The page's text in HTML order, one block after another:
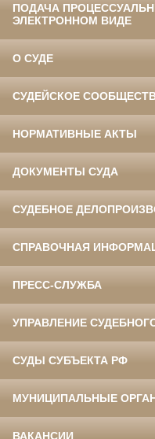
ПОДАЧА
ЭЛЕКТРОННОМ ВИДЕ
О СУДЕ
СУДЕЙСКОЕ
НОРМАТИВНЫЕ АКТЫ
ДОКУМЕНТЫ СУДА
СУДЕБНОЕ
СПРАВОЧНАЯ
ПРЕСС-СЛУЖБА
УПРАВЛЕНИЕ
СУДЫ СУБЪЕКТА РФ
МУНИЦИПАЛЬНЫЕ
ВАКАНСИИ